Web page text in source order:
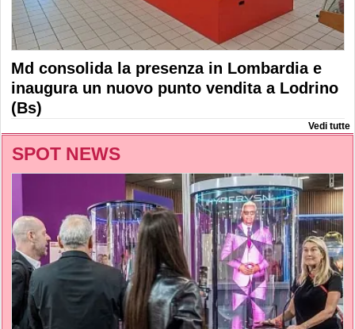
Md consolida la presenza in Lombardia e
inaugura un nuovo punto vendita a Lodrino
(Bs)
Vedi tutte
SPOT NEWS